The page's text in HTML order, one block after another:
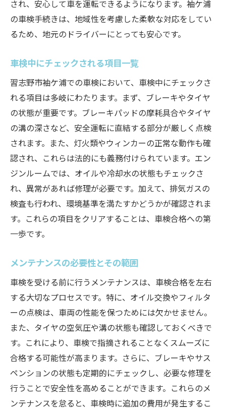
され、安心して車を運転できるようになります。袖ケ浦
の車検手続きは、地域性を考慮した柔軟な対応をしてい
るため、地元のドライバーにとっても安心です。
車検中にチェックされる項目一覧
習志野市袖ケ浦での車検において、車検中にチェックさ
れる項目は多岐にわたります。まず、ブレーキやタイヤ
の状態が重要です。ブレーキパッドの摩耗具合やタイヤ
の溝の深さなど、安全運転に直結する部分が厳しく点検
されます。また、灯火類やウィンカーの正常な動作も確
認され、これらは法的にも義務付けられています。エン
ジンルームでは、オイルや冷却水の状態もチェックさ
れ、異常があれば修理が必要です。加えて、排気ガスの
検査も行われ、環境基準を満たすかどうかが確認されま
す。これらの項目をクリアすることは、車検合格への第
一歩です。
メンテナンスの必要性とその範囲
車検を受ける前に行うメンテナンスは、車検合格を左右
する大切なプロセスです。特に、オイル交換やフィルタ
ーの点検は、車両の性能を保つためには欠かせません。
また、タイヤの空気圧や溝の状態も確認しておくべきで
す。これにより、車検で指摘されることなくスムーズに
合格する可能性が高まります。さらに、ブレーキやサス
ペンションの状態も定期的にチェックし、必要な修理を
行うことで安全性を高めることができます。これらのメ
ンテナンスを怠ると、車検時に追加の費用が発生するこ